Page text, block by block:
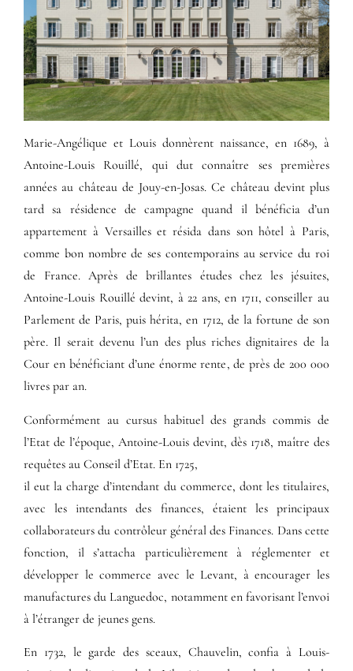
Marie-Angélique et Louis donnèrent naissance, en 1689, à
Antoine-Louis Rouillé, qui dut connaître ses premières
années au château de Jouy-en-Josas. Ce château devint plus
tard sa résidence de campagne quand il bénéficia d’un
appartement à Versailles et résida dans son hôtel à Paris,
comme bon nombre de ses contemporains au service du roi
de France. Après de brillantes études chez les jésuites,
Antoine-Louis Rouillé devint, à 22 ans, en 1711, conseiller au
Parlement de Paris, puis hérita, en 1712, de la fortune de son
père. Il serait devenu l’un des plus riches dignitaires de la
Cour en bénéficiant d’une énorme rente, de près de 200 000
livres par an.
Conformément au cursus habituel des grands commis de
l’Etat de l’époque, Antoine-Louis devint, dès 1718, maître des
requêtes au Conseil d’Etat. En 1725,
il eut la charge d’intendant du commerce, dont les titulaires,
avec les intendants des finances, étaient les principaux
collaborateurs du contrôleur général des Finances. Dans cette
fonction, il s’attacha particulièrement à réglementer et
développer le commerce avec le Levant, à encourager les
manufactures du Languedoc, notamment en favorisant l’envoi
à l’étranger de jeunes gens.
En 1732, le garde des sceaux, Chauvelin, confia à Louis-